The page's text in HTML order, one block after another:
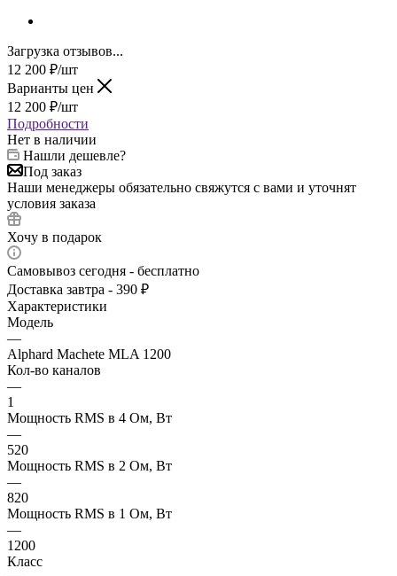
Загрузка отзывов...
12 200 ₽/шт
Варианты цен
12 200 ₽/шт
Подробности
Нет в наличии
Нашли дешевле?
Под заказ
Наши менеджеры обязательно свяжутся с вами и уточнят
условия заказа
Хочу в подарок
Самовывоз сегодня - бесплатно
Доставка завтра - 390 ₽
Характеристики
Модель
—
Alphard Machete MLA 1200
Кол-во каналов
—
1
Мощность RMS в 4 Ом, Вт
—
520
Мощность RMS в 2 Ом, Вт
—
820
Мощность RMS в 1 Ом, Вт
—
1200
Класс